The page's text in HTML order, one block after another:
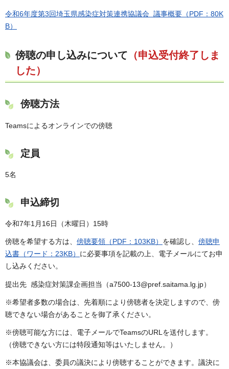
令和6年度第3回埼玉県感染症対策連携協議会 議事概要（PDF：80K
B）
傍聴の申し込みについて （申込受付終了しま
した）
傍聴方法
Teamsによるオンラインでの傍聴
定員
5名
申込締切
令和7年1月16日（木曜日）15時
傍聴を希望する方は、 傍聴要領（PDF：103KB） を確認し、 傍聴申
込書（ワード：23KB） に必要事項を記載の上、電子メールにてお申
し込みください。
提出先 感染症対策課企画担当（a7500-13@pref.saitama.lg.jp）
※希望者多数の場合は、先着順により傍聴者を決定しますので、傍
聴できない場合があることを御了承ください。
※傍聴可能な方には、電子メールでTeamsのURLを送付します。
（傍聴できない方には特段通知等はいたしません。）
※本協議会は、委員の議決により傍聴することができます。議決に